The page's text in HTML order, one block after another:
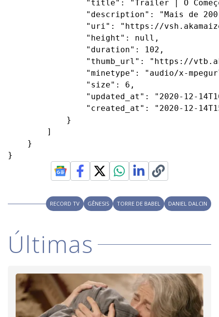
"title": "Trailer | O
"description": "Mais de
"uri": "https://
                "height": null,
                "duration": 102,
"thumb_url": "https://
"minetype": "audio/x-
                "size": 6,
"updated_at": "2020-12-
"created_at": "2020-12-
            }
        ]
    }
}
RECORD TV GÊNESIS TORRE DE BABEL DANIEL DALCIN
Últimas